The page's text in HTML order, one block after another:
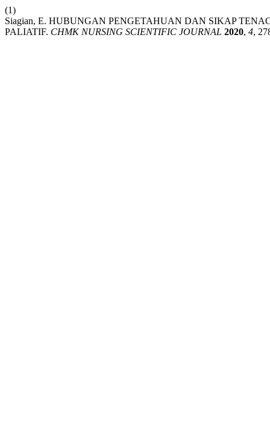
(1)
Siagian, E. HUBUNGAN PENGETAHUAN DAN SIKAP
PALIATIF. CHMK NURSING SCIENTIFIC JOURNAL 2020, 4,